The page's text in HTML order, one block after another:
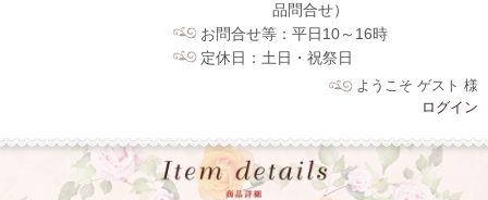
品問合せ）
お問合せ等：平日10～16時
定休日：土日・祝祭日
ようこそ ゲスト 様
ログイン